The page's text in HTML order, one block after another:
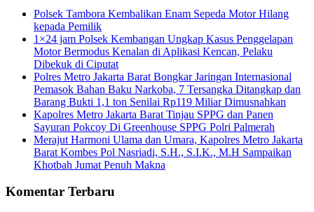
Polsek Tambora Kembalikan Enam Sepeda Motor Hilang
kepada Pemilik
1×24 jam Polsek Kembangan Ungkap Kasus Penggelapan
Motor Bermodus Kenalan di Aplikasi Kencan, Pelaku
Dibekuk di Ciputat
Polres Metro Jakarta Barat Bongkar Jaringan Internasional
Pemasok Bahan Baku Narkoba, 7 Tersangka Ditangkap dan
Barang Bukti 1,1 ton Senilai Rp119 Miliar Dimusnahkan
Kapolres Metro Jakarta Barat Tinjau SPPG dan Panen
Sayuran Pokcoy Di Greenhouse SPPG Polri Palmerah
Merajut Harmoni Ulama dan Umara, Kapolres Metro Jakarta
Barat Kombes Pol Nasriadi, S.H., S.I.K., M.H Sampaikan
Khotbah Jumat Penuh Makna
Komentar Terbaru